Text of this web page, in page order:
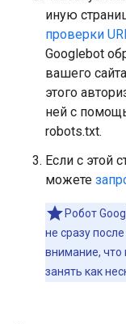
иную
проверки
Googlebot
вашего
этого
ней с
robots.txt.
Если с этой
можете
Робот
не сразу
внимание, что
занять как